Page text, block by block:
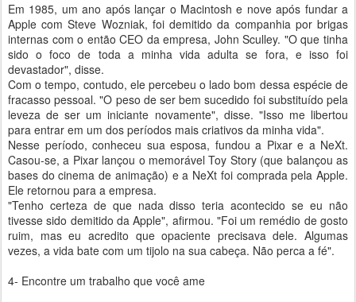
Em 1985, um ano após lançar o Macintosh e nove após fundar a
Apple com Steve Wozniak, foi demitido da companhia por brigas
internas com o então CEO da empresa, John Sculley. "O que tinha
sido o foco de toda a minha vida adulta se fora, e isso foi
devastador", disse.
Com o tempo, contudo, ele percebeu o lado bom dessa espécie de
fracasso pessoal. "O peso de ser bem sucedido foi substituído pela
leveza de ser um iniciante novamente", disse. "Isso me libertou
para entrar em um dos períodos mais criativos da minha vida".
Nesse período, conheceu sua esposa, fundou a Pixar e a NeXt.
Casou-se, a Pixar lançou o memorável Toy Story (que balançou as
bases do cinema de animação) e a NeXt foi comprada pela Apple.
Ele retornou para a empresa.
"Tenho certeza de que nada disso teria acontecido se eu não
tivesse sido demitido da Apple", afirmou. "Foi um remédio de gosto
ruim, mas eu acredito que opaciente precisava dele. Algumas
vezes, a vida bate com um tijolo na sua cabeça. Não perca a fé".
4- Encontre um trabalho que você ame